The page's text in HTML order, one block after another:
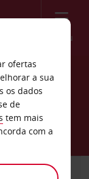
Menu
ofertas
a sua
os dados
de
tem mais
com a